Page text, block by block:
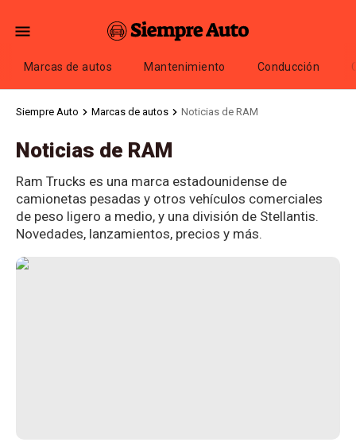
Marcas de autos Mantenimiento Conducción
Siempre Auto Marcas de autos Noticias de RAM
Noticias de RAM
Ram Trucks es una marca estadounidense de
camionetas pesadas y otros vehículos comerciales
de peso ligero a medio, y una división de Stellantis.
Novedades, lanzamientos, precios y más.